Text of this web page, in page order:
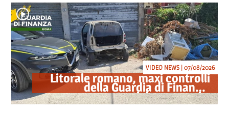
Litorale romano, maxi controlli
della Guardia di Finanza:
sequestrati droga, armi e
ricambi di auto rubate
VIDEO NEWS | 07/08/2026